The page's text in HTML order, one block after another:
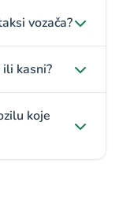
vozača?
kasni?
koje